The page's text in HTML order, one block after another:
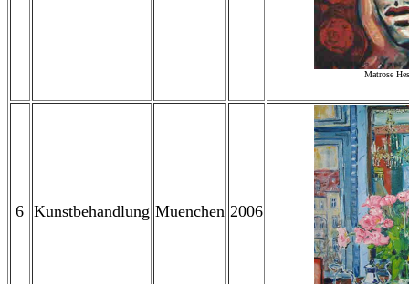
Matrose
6 Kunstbehandlung Muenchen 2006